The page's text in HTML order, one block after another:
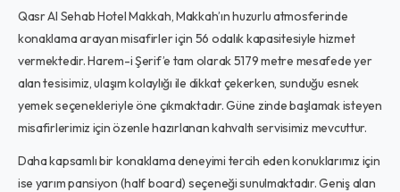
Qasr Al Sehab Hotel Makkah, Makkah’ın huzurlu atmosferinde
konaklama arayan misafirler için 56 odalık kapasitesiyle hizmet
vermektedir. Harem-i Şerif’e tam olarak 5179 metre mesafede yer
alan tesisimiz, ulaşım kolaylığı ile dikkat çekerken, sunduğu esnek
yemek seçenekleriyle öne çıkmaktadır. Güne zinde başlamak isteyen
misafirlerimiz için özenle hazırlanan kahvaltı servisimiz mevcuttur.
Daha kapsamlı bir konaklama deneyimi tercih eden konuklarımız için
ise yarım pansiyon (half board) seçeneği sunulmaktadır. Geniş alan